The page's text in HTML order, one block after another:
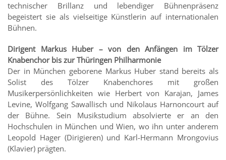
technischer Brillanz und lebendiger Bühnenpräsenz
begeistert sie als vielseitige Künstlerin auf internationalen
Bühnen.
Dirigent Markus Huber – von den Anfängen im Tölzer
Knabenchor bis zur Thüringen Philharmonie
Der in München geborene Markus Huber stand bereits als
Solist des Tölzer Knabenchores mit großen
Musikerpersönlichkeiten wie Herbert von Karajan, James
Levine, Wolfgang Sawallisch und Nikolaus Harnoncourt auf
der Bühne. Sein Musikstudium absolvierte er an den
Hochschulen in München und Wien, wo ihn unter anderem
Leopold Hager (Dirigieren) und Karl-Hermann Mrongovius
(Klavier) prägten.